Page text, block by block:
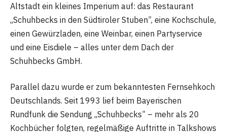
Altstadt ein kleines Imperium auf: das Restaurant
„Schuhbecks in den Südtiroler Stuben”, eine Kochschule,
einen Gewürzladen, eine Weinbar, einen Partyservice
und eine Eisdiele – alles unter dem Dach der
Schuhbecks GmbH.
Parallel dazu wurde er zum bekanntesten Fernsehkoch
Deutschlands. Seit 1993 lief beim Bayerischen
Rundfunk die Sendung „Schuhbecks” – mehr als 20
Kochbücher folgten, regelmäßige Auftritte in Talkshows